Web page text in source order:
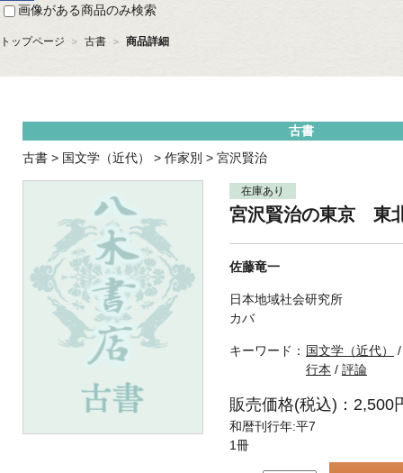
画像がある商品のみ検索
トップページ ＞ 古書 ＞ 商品詳細
古書
古書 > 国文学（近代） > 作家別 > 宮沢賢治
在庫あり
宮沢賢治の東京 東
佐藤竜一
日本地域社会研究所
カバ
キーワード： 国文学（近代）
行本 / 評論
販売価格(税込)：2,500
和暦刊行年:平7
1冊